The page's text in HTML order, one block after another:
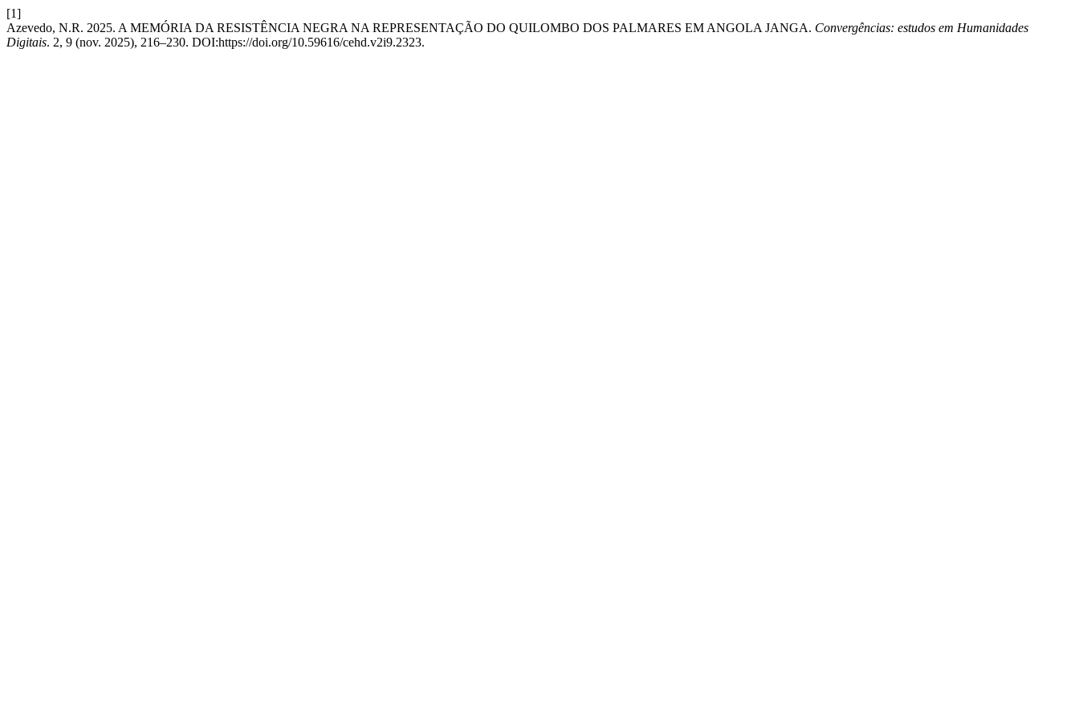
[1]
Azevedo, N.R. 2025. A MEMÓRIA DA RESISTÊNCIA NEGRA NA REPRESENTAÇÃO DO QUILOMBO DOS PALMARES EM ANGOLA JANGA. Convergências: estudos em Humanidades
Digitais. 2, 9 (nov. 2025), 216–230. DOI:https://doi.org/10.59616/cehd.v2i9.2323.